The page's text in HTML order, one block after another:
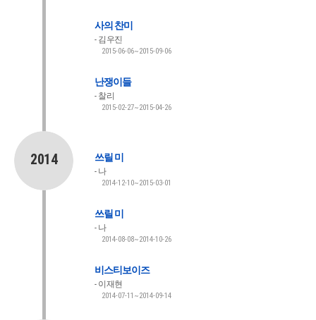
사의 찬미
김우진
2015-06-06~2015-09-06
난쟁이들
찰리
2015-02-27~2015-04-26
2014 쓰릴 미
나
2014-12-10~2015-03-01
쓰릴 미
나
2014-08-08~2014-10-26
비스티보이즈
이재현
2014-07-11~2014-09-14